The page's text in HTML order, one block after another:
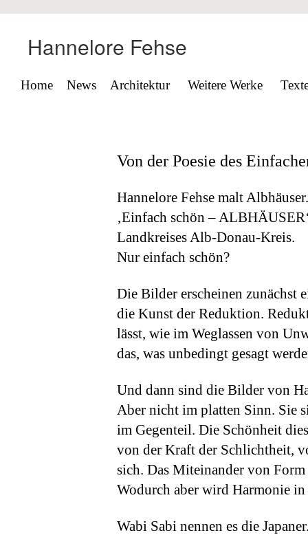
Hannelore Fehse
Home News Architektur Weitere Werke
Von der Poesie des
Hannelore Fehse malt Albhäuser.
‚Einfach schön –
Landkreises Alb-Donau-Kreis.
Nur einfach schön?
Die Bilder erscheinen zunächst
die Kunst der Reduktion.
lässt, wie im Weglassen von
das, was unbedingt gesagt
Und dann sind die Bilder von
Aber nicht im platten Sinn. Sie
im Gegenteil. Die Schönheit
von der Kraft der Schlichtheit,
sich. Das Miteinander von
Wodurch aber wird Harmonie
Wabi Sabi nennen es die